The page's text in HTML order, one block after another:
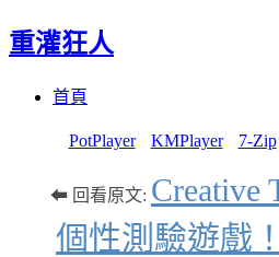
重灌狂人
首頁
PotPlayer KMPlayer 7-Zip
⬅ 回看原文: Creative
個性測驗遊戲